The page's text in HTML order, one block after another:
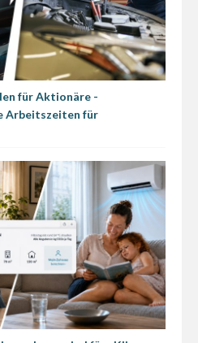
für Aktionäre -
Arbeitszeiten für